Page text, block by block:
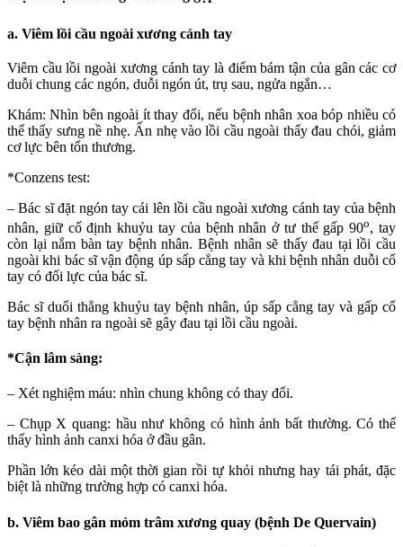
a. Viêm lồi cầu ngoài xương cánh tay
Viêm cầu lồi ngoài xương cánh tay là điểm bám tận của gân các cơ
duỗi chung các ngón, duỗi ngón út, trụ sau, ngửa ngắn…
Khám: Nhìn bên ngoài ít thay đổi, nếu bệnh nhân xoa bóp nhiều có
thể thấy sưng nề nhẹ. Ấn nhẹ vào lồi cầu ngoài thấy đau chói, giảm
cơ lực bên tổn thương.
*Conzens test:
– Bác sĩ đặt ngón tay cái lên lồi cầu ngoài xương cánh tay của bệnh
nhân, giữ cố định khuỷu tay của bệnh nhân ở tư thế gấp 90o, tay
còn lại nắm bàn tay bệnh nhân. Bệnh nhân sẽ thấy đau tại lồi cầu
ngoài khi bác sĩ vận động úp sấp cẳng tay và khi bệnh nhân duỗi cổ
tay có đối lực của bác sĩ.
Bác sĩ duổi thẳng khuỷu tay bệnh nhân, úp sấp cẳng tay và gấp cổ
tay bệnh nhân ra ngoài sẽ gây đau tại lồi cầu ngoài.
*Cận lâm sàng:
– Xét nghiệm máu: nhìn chung không có thay đổi.
– Chụp X quang: hầu như không có hình ảnh bất thường. Có thể
thấy hình ảnh canxi hóa ở đầu gân.
Phần lớn kéo dài một thời gian rồi tự khỏi nhưng hay tái phát, đặc
biệt là những trường hợp có canxi hóa.
b. Viêm bao gân mỏm trâm xương quay (bệnh De Quervain)